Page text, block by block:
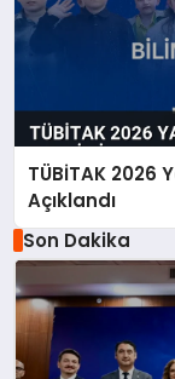
TÜBİTAK 2026
Açıklandı
Son Dakika